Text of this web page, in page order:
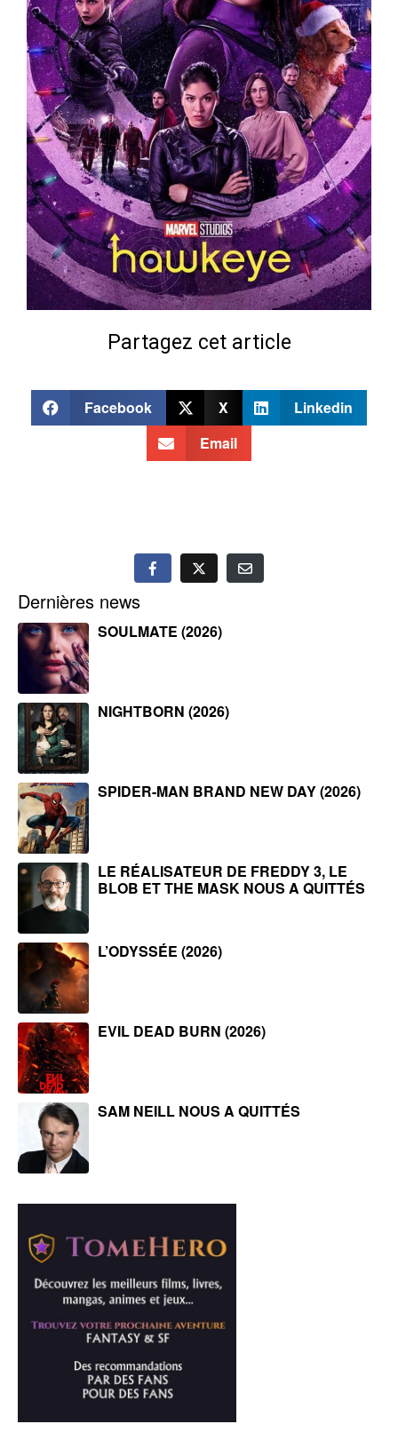
Partagez cet article
Facebook X
Linkedin
Email
Dernières news
SOULMATE (2026)
NIGHTBORN (2026)
SPIDER-MAN BRAND NEW DAY (2026)
LE RÉALISATEUR DE FREDDY 3, LE
BLOB ET THE MASK NOUS A QUITTÉS
L’ODYSSÉE (2026)
EVIL DEAD BURN (2026)
SAM NEILL NOUS A QUITTÉS